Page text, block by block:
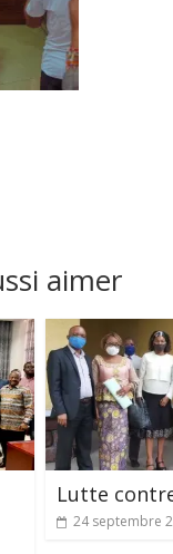
aimer
Lutte
24 septembre